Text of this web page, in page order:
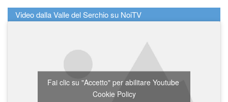
Video dalla Valle del Serchio su NoiTV
Fai clic su "Accetto" per abilitare Youtube
Cookie Policy